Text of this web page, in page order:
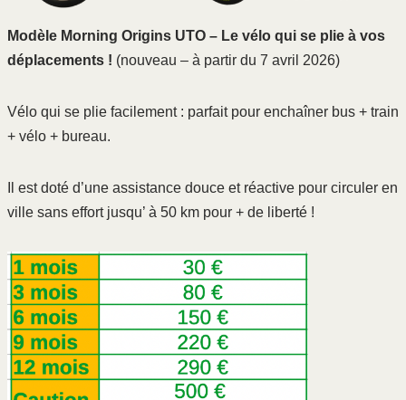
Modèle Morning Origins UTO – Le vélo qui se plie à vos
déplacements ! (nouveau – à partir du 7 avril 2026)
Vélo qui se plie facilement : parfait pour enchaîner bus + train
+ vélo + bureau.
Il est doté d’une assistance douce et réactive pour circuler en
ville sans effort jusqu’ à 50 km pour + de liberté !